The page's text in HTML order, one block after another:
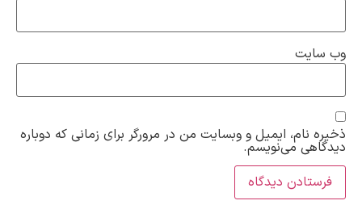
نام، ایمیل و وبسایت من در مرورگر برای زمانی که دوباره
می‌نویسم.